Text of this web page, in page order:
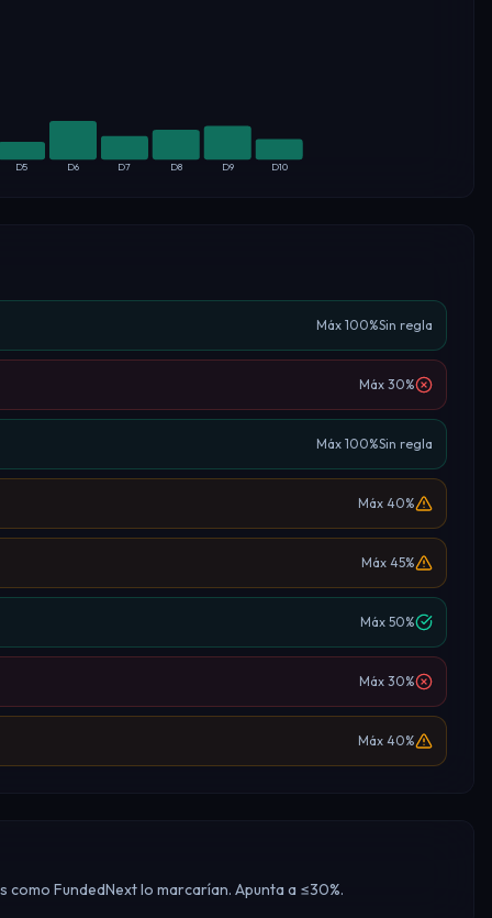
D5 D6 D7 D8 D9 D10
Máx 100%Sin regla
Máx 30%
Máx 100%Sin regla
Máx 40%
Máx 45%
Máx 50%
Máx 30%
Máx 40%
como FundedNext lo marcarían. Apunta a ≤30%.